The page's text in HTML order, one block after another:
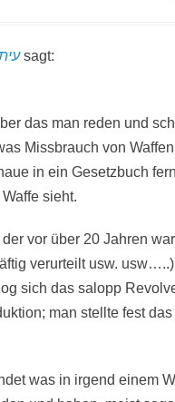
sagt:
das man reden und
Missbrauch von
in ein Gesetzbuch
sieht.
vor über 20 Jahren
verurteilt usw.
sich das salopp
man stellte fest
was in irgend einem